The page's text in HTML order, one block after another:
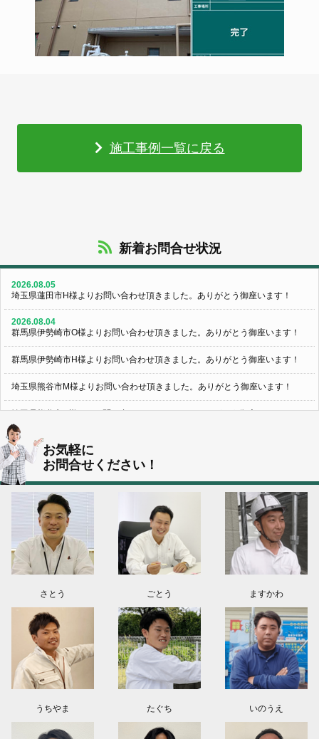
施工事例一覧に戻る
新着お問合せ状況
2026.08.05
埼玉県蓮田市H様よりお問い合わせ頂きました。ありがとう御座います！
2026.08.04
群馬県伊勢崎市O様よりお問い合わせ頂きました。ありがとう御座います！
群馬県伊勢崎市H様よりお問い合わせ頂きました。ありがとう御座います！
埼玉県熊谷市M様よりお問い合わせ頂きました。ありがとう御座います！
埼玉県熊谷市S様よりお問い合わせ頂きました。ありがとう御座います！
群馬県伊勢崎市K様よりお問い合わせ頂きました。ありがとう御座います！
東京都葛飾区N様よりお問い合わせ頂きました。ありがとう御座います！
2026.08.03
神奈川県川崎市A様よりお問い合わせ頂きました。ありがとう御座います！
群馬県高崎市E様よりお問い合わせ頂きました。ありがとう御座います！
2026.08.02
東京都練馬区K様よりお問い合わせ頂きました。ありがとう御座います！
お気軽に
お問合せください！
さとう ごとう ますかわ
うちやま たぐち いのうえ